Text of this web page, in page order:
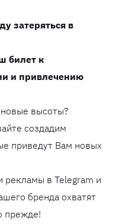
затеряться в
билет к
и привлечению
высоты?
создадим
приведут Вам новых
рекламы в Telegram и
бренда охватят
прежде!